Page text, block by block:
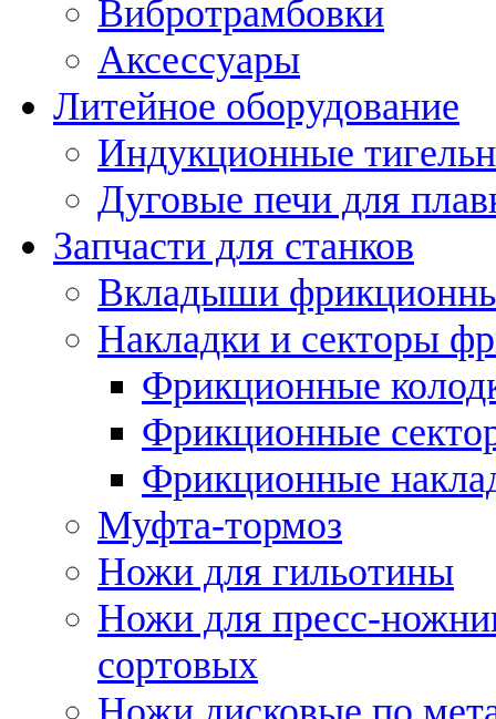
Вибротрамбовки
Аксессуары
Литейное оборудование
Индукционные
Дуговые печи для
Запчасти для станков
Вкладыши
Накладки и секторы
Фрикционные
Фрикционные
Фрикционные
Муфта-тормоз
Ножи для гильотины
Ножи для пресс-
сортовых